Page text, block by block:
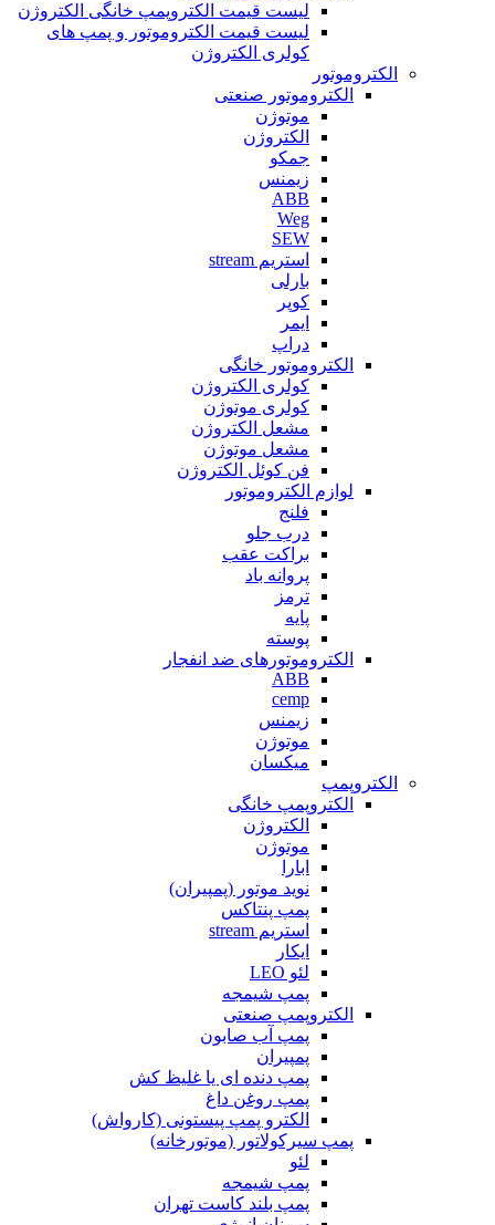
لیست قیمت الکتروپمپ خانگی الکتروژن
لیست قیمت الکتروموتور و پمپ های
کولری الکتروژن
الکتروموتور
الکتروموتور صنعتی
موتوژن
الکتروژن
جمکو
زیمنس
ABB
Weg
SEW
استریم stream
بارلی
کوپر
ایمر
دراپ
الکتروموتور خانگی
کولری الکتروژن
کولری موتوژن
مشعل الکتروژن
مشعل موتوژن
فن کوئل الکتروژن
لوازم الکتروموتور
فلنج
درب جلو
براکت عقب
پروانه باد
ترمز
پایه
پوسته
الکتروموتورهای ضد انفجار
ABB
cemp
زیمنس
موتوژن
میکسان
الکتروپمپ
الکتروپمپ خانگی
الکتروژن
موتوژن
ابارا
نوید موتور (پمپیران)
پمپ پنتاکس
استریم stream
ایکار
لئو LEO
پمپ شیمجه
الکتروپمپ صنعتی
پمپ آب صابون
پمپیران
پمپ دنده ای یا غلیظ کش
پمپ روغن داغ
الکترو پمپ پیستونی (کارواش)
پمپ سیرکولاتور (موتورخانه)
لئو
پمپ شیمجه
پمپ بلند کاست تهران